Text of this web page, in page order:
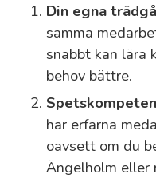
Din egna
samma
snabbt kan lära
behov bättre.
har erfarna
oavsett om du
Ängelholm eller